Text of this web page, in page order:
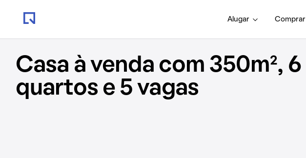
Alugar Comprar
Casa à venda com 350m², 6
quartos e 5 vagas